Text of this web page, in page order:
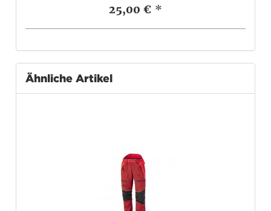
25,00 € *
Ähnliche Artikel